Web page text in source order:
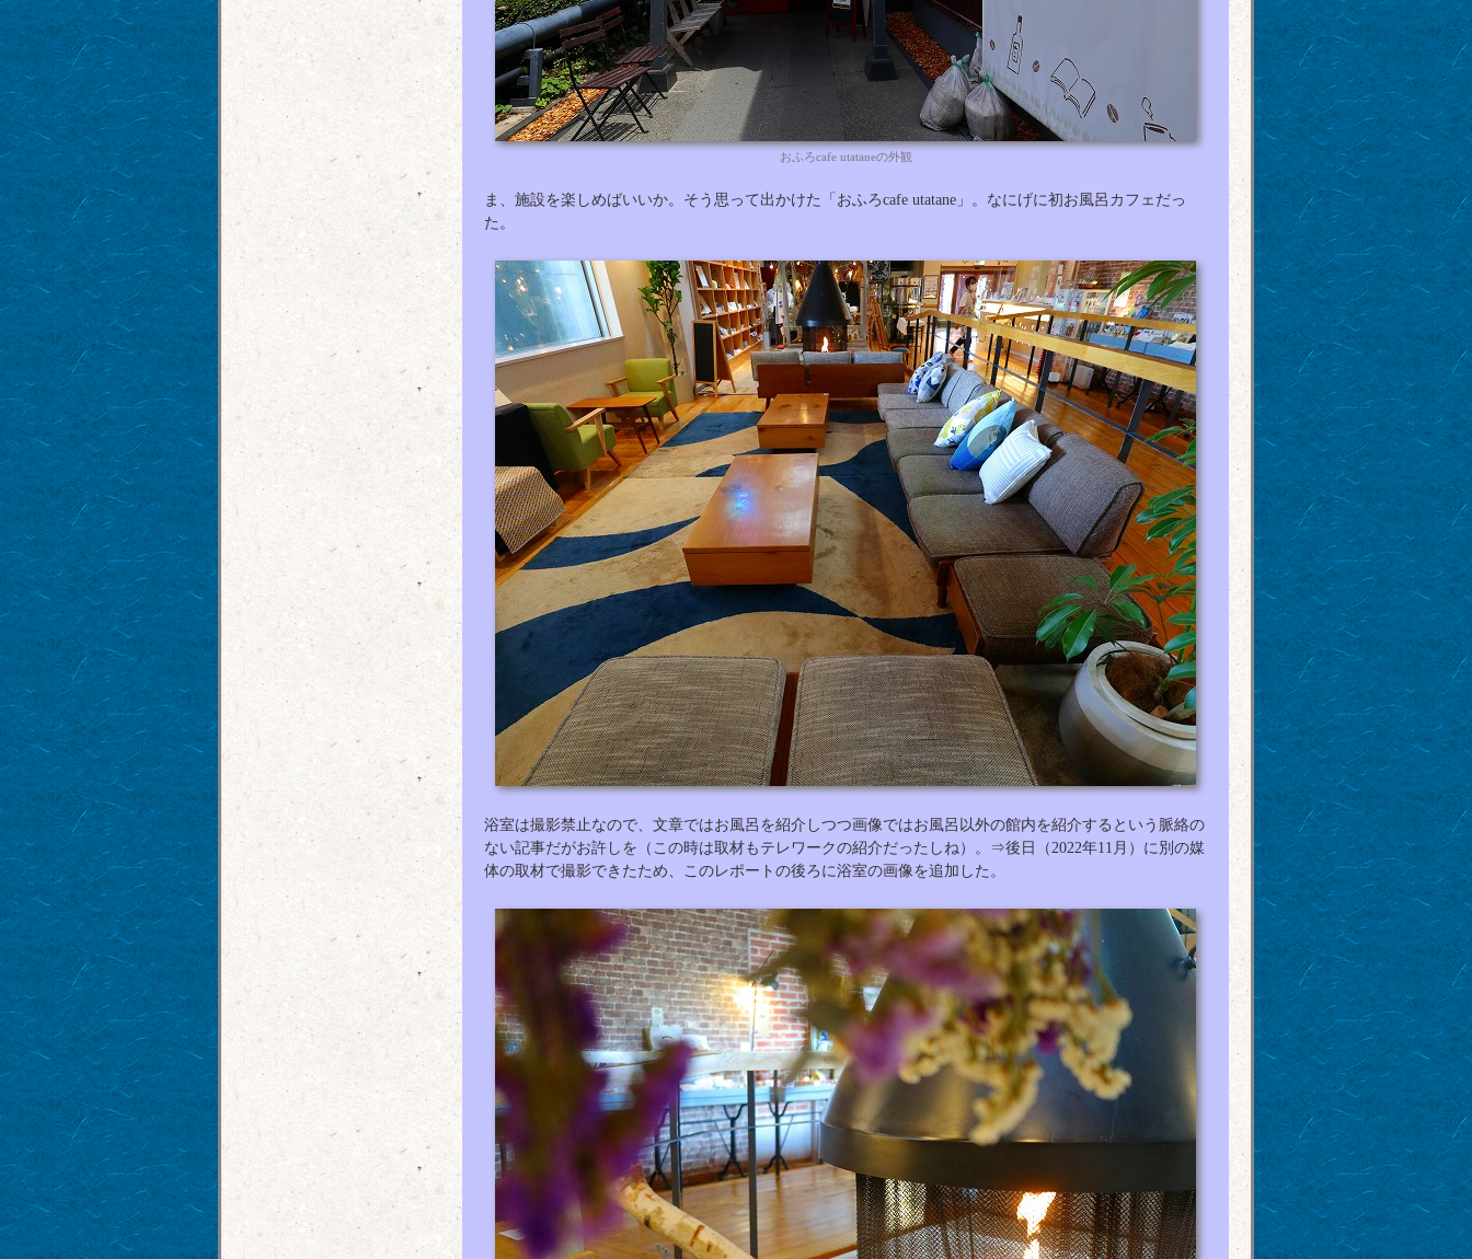
おふろcafe utataneの外観
ま、施設を楽しめばいいか。そう思って出かけた「おふろcafe utatane」。なにげに初お風呂カフェだっ
た。
浴室は撮影禁止なので、文章ではお風呂を紹介しつつ画像ではお風呂以外の館内を紹介するという脈絡の
ない記事だがお許しを（この時は取材もテレワークの紹介だったしね）。⇒後日（2022年11月）に別の媒
体の取材で撮影できたため、このレポートの後ろに浴室の画像を追加した。